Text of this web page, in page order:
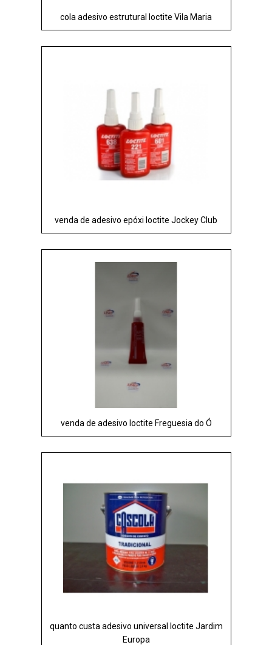
cola adesivo estrutural loctite Vila Maria
venda de adesivo epóxi loctite Jockey Club
venda de adesivo loctite Freguesia do Ó
quanto custa adesivo universal loctite Jardim
Europa